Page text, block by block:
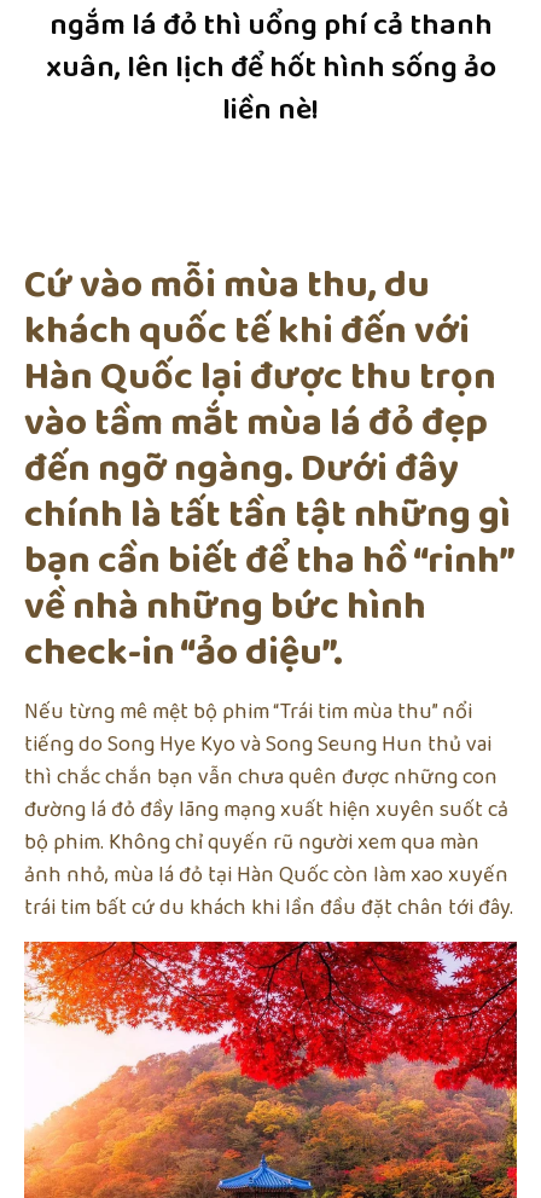
ngắm lá đỏ thì uổng phí cả thanh
xuân, lên lịch để hốt hình sống ảo
liền nè!
Cứ vào mỗi mùa thu, du
khách quốc tế khi đến với
Hàn Quốc lại được thu trọn
vào tầm mắt mùa lá đỏ đẹp
đến ngỡ ngàng. Dưới đây
chính là tất tần tật những gì
bạn cần biết để tha hồ “rinh”
về nhà những bức hình
check-in “ảo diệu”.
Nếu từng mê mệt bộ phim “Trái tim mùa thu” nổi
tiếng do Song Hye Kyo và Song Seung Hun thủ vai
thì chắc chắn bạn vẫn chưa quên được những con
đường lá đỏ đầy lãng mạng xuất hiện xuyên suốt cả
bộ phim. Không chỉ quyến rũ người xem qua màn
ảnh nhỏ, mùa lá đỏ tại Hàn Quốc còn làm xao xuyến
trái tim bất cứ du khách khi lần đầu đặt chân tới đây.